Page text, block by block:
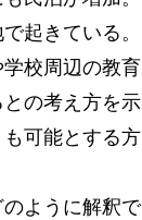
起きている。
校周辺の教育
の考え方を示
可能とする方
ように解釈で